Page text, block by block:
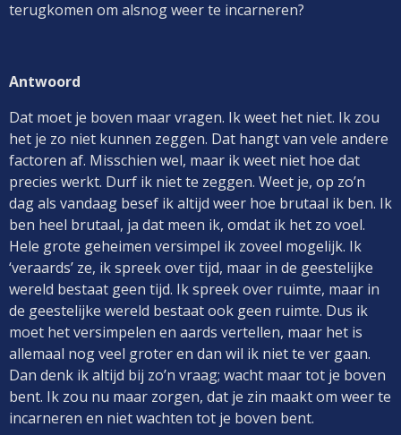
terugkomen om alsnog weer te incarneren?
Antwoord
Dat moet je boven maar vragen. Ik weet het niet. Ik zou
het je zo niet kunnen zeggen. Dat hangt van vele andere
factoren af. Misschien wel, maar ik weet niet hoe dat
precies werkt. Durf ik niet te zeggen. Weet je, op zo’n
dag als vandaag besef ik altijd weer hoe brutaal ik ben. Ik
ben heel brutaal, ja dat meen ik, omdat ik het zo voel.
Hele grote geheimen versimpel ik zoveel mogelijk. Ik
‘veraards’ ze, ik spreek over tijd, maar in de geestelijke
wereld bestaat geen tijd. Ik spreek over ruimte, maar in
de geestelijke wereld bestaat ook geen ruimte. Dus ik
moet het versimpelen en aards vertellen, maar het is
allemaal nog veel groter en dan wil ik niet te ver gaan.
Dan denk ik altijd bij zo’n vraag; wacht maar tot je boven
bent. Ik zou nu maar zorgen, dat je zin maakt om weer te
incarneren en niet wachten tot je boven bent.